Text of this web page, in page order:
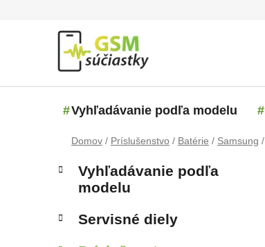
Vyhľadávanie podľa modelu
Domov / Príslušenstvo / Batérie / Samsung /
Bočný panel
Kategórie
Vyhľadávanie podľa
modelu
Servisné diely